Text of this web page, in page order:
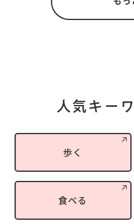
人気キー
歩く
食べる